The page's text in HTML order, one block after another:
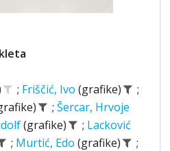
; Friščić, Ivo (grafike)
;
; Šercar, Hrvoje
(grafike) ; Lacković
; Murtić, Edo (grafike)
;